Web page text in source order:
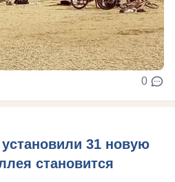
0
31 новую
становится